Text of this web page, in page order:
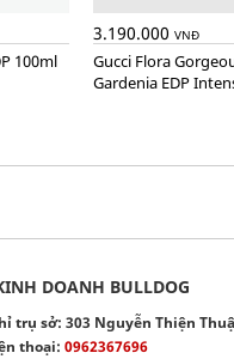
100ml
3.190.000 VNĐ
Gucci Flora Gorgeous
Gardenia EDP
DOANH BULLDOG
trụ sở: 303 Nguyễn Thiện
thoại: 0962367696